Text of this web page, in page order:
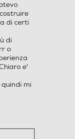
di certi
di
o
e'
mi